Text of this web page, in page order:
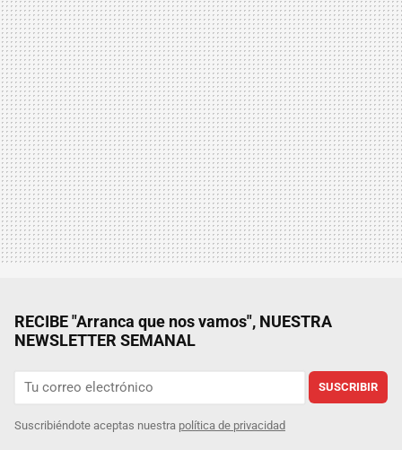
RECIBE "Arranca que nos vamos", NUESTRA
NEWSLETTER SEMANAL
SUSCRIBIR
Suscribiéndote aceptas nuestra política de privacidad